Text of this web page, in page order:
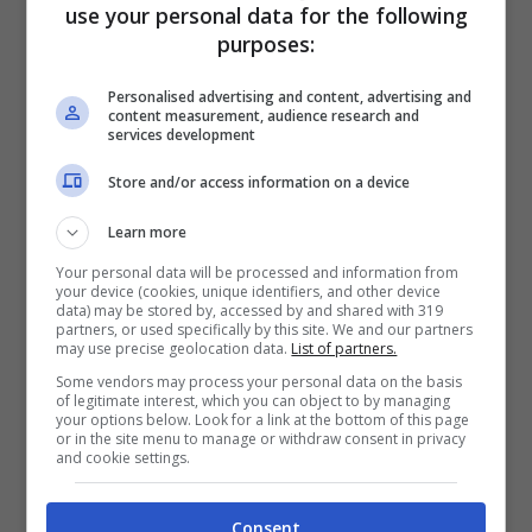
libro che ripercorre tutte le tappe
dagli schiavi afroamericani in cerca di
un’identità, fino ai nostri giorni. Nel blues
convivono sacro e profano, realtà indivisibili.
Il libro parte dal blues rurale, passa per
quello urbano, quello elettrico, fino ad
arrivare al blues rock, con le sue mille
sfumature sonore.
Da New Orleans alle strade del mondo:
i libri adatti per scoprire il blues
use your personal data for the following
purposes:
Personalised advertising and content, advertising and
content measurement, audience research and
services development
Store and/or access information on a device
Learn more
Your personal data will be processed and information from
your device (cookies, unique identifiers, and other device
data) may be stored by, accessed by and shared with 319
partners, or used specifically by this site. We and our partners
may use precise geolocation data. List of partners.
Some vendors may process your personal data on the basis
of legitimate interest, which you can object to by managing
your options below. Look for a link at the bottom of this page
or in the site menu to manage or withdraw consent in privacy
and cookie settings.